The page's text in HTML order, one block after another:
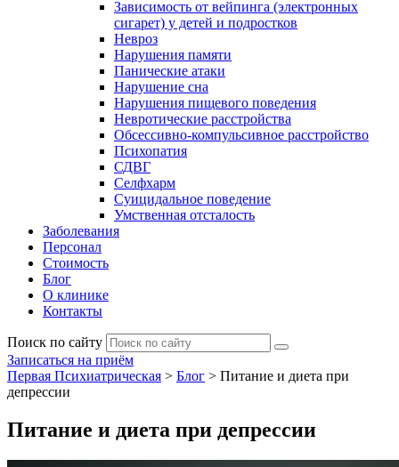
Зависимость от вейпинга (электронных
сигарет) у детей и подростков
Невроз
Нарушения памяти
Панические атаки
Нарушение сна
Нарушения пищевого поведения
Невротические расстройства
Обсессивно-компульсивное расстройство
Психопатия
СДВГ
Селфхарм
Суицидальное поведение
Умственная отсталость
Заболевания
Персонал
Стоимость
Блог
О клинике
Контакты
Поиск по сайту
Записаться на приём
Первая Психиатрическая > Блог > Питание и диета при
депрессии
Питание и диета при депрессии